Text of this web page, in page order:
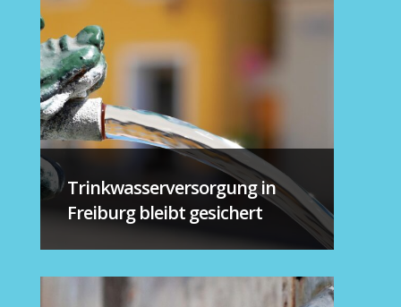
Trinkwasserversorgung in
Freiburg bleibt gesichert